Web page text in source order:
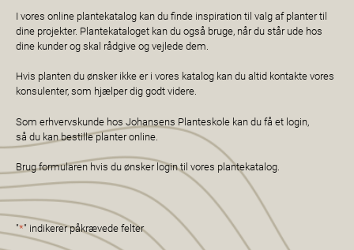
I vores online plantekatalog kan du finde inspiration til valg af planter til
dine projekter. Plantekataloget kan du også bruge, når du står ude hos
dine kunder og skal rådgive og vejlede dem.
Hvis planten du ønsker ikke er i vores katalog kan du altid kontakte vores
konsulenter, som hjælper dig godt videre.
Som erhvervskunde hos Johansens Planteskole kan du få et login,
så du kan bestille planter online.
Brug formularen hvis du ønsker login til vores plantekatalog.
"*" indikerer påkrævede felter